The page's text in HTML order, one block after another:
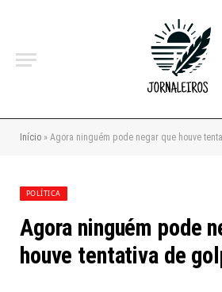
Início » Agora ninguém pode negar que houve
POLÍTICA
Agora ninguém pode
houve tentativa de